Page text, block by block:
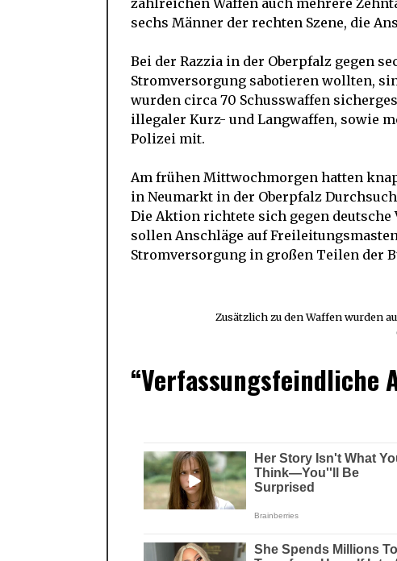
zahlreichen Waffen auch mehrere
sechs Männer der rechten Szene, die
Bei der Razzia in der Oberpfalz gegen
Stromversorgung sabotieren wollten,
wurden circa 70 Schusswaffen
illegaler Kurz- und Langwaffen, sowie
Polizei mit.
Am frühen Mittwochmorgen hatten
in Neumarkt in der Oberpfalz
Die Aktion richtete sich gegen deutsche
sollen Anschläge auf
Stromversorgung in großen Teilen der
Zusätzlich zu den Waffen wurden
“Verfassungsfeindliche